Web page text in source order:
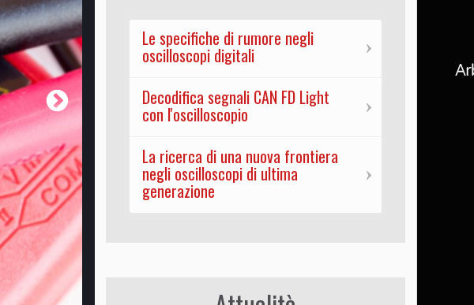
Le specifiche di rumore negli
oscilloscopi digitali
Decodifica segnali CAN FD Light
con l'oscilloscopio
La ricerca di una nuova frontiera
negli oscilloscopi di ultima
generazione